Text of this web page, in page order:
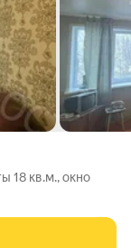
18 кв.м., окно